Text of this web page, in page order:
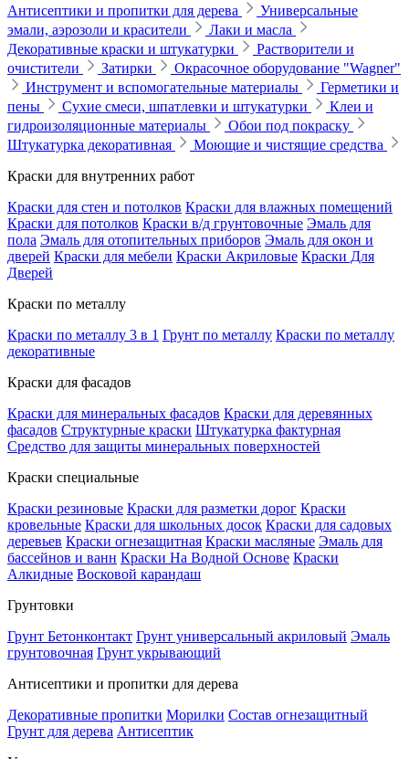
Антисептики и пропитки для дерева
Универсальные
эмали, аэрозоли и красители
Лаки и масла
Декоративные краски и штукатурки
Растворители и
очистители
Затирки
Окрасочное оборудование "Wagner"
Инструмент и вспомогательные материалы
Герметики и
пены
Сухие смеси, шпатлевки и штукатурки
Клеи и
гидроизоляционные материалы
Обои под покраску
Штукатурка декоративная
Моющие и чистящие средства
Краски для внутренних работ
Краски для стен и потолков Краски для влажных помещений
Краски для потолков Краски в/д грунтовочные Эмаль для
пола Эмаль для отопительных приборов Эмаль для окон и
дверей Краски для мебели Краски Акриловые Краски Для
Дверей
Краски по металлу
Краски по металлу 3 в 1 Грунт по металлу Краски по металлу
декоративные
Краски для фасадов
Краски для минеральных фасадов Краски для деревянных
фасадов Структурные краски Штукатурка фактурная
Средство для защиты минеральных поверхностей
Краски специальные
Краски резиновые Краски для разметки дорог Краски
кровельные Краски для школьных досок Краски для садовых
деревьев Краски огнезащитная Краски масляные Эмаль для
бассейнов и ванн Краски На Водной Основе Краски
Алкидные Восковой карандаш
Грунтовки
Грунт Бетонконтакт Грунт универсальный акриловый Эмаль
грунтовочная Грунт укрывающий
Антисептики и пропитки для дерева
Декоративные пропитки Морилки Состав огнезащитный
Грунт для дерева Антисептик